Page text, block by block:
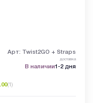
Арт: Twist2GO + Straps
доставка
В наличии1-2 дня
(1)